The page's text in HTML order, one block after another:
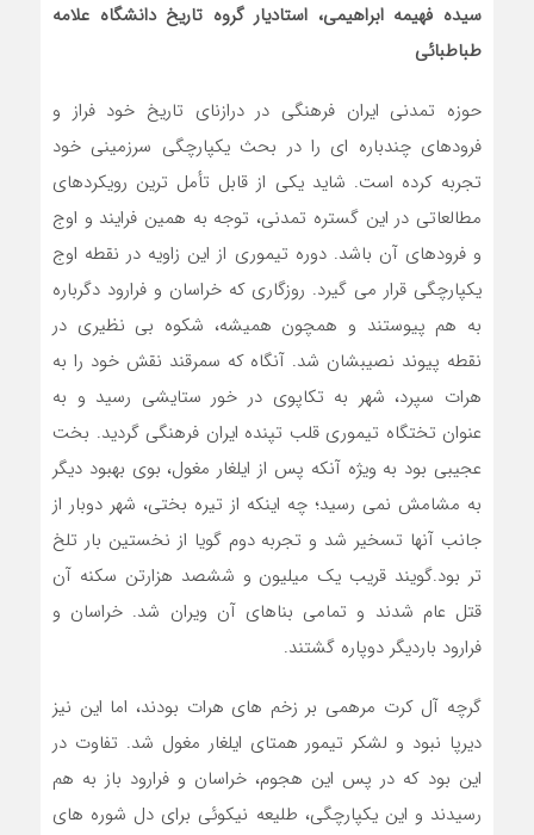
سیده فهیمه ابراهیمی، استادیار گروه تاریخ دانشگاه علامه
طباطبائی
حوزه تمدنی ایران فرهنگی در درازنای تاریخ خود فراز و
فرودهای چندباره ای را در بحث یکپارچگی سرزمینی خود
تجربه کرده است. شاید یکی از قابل تأمل ترین رویکردهای
مطالعاتی در این گستره تمدنی، توجه به همین فرایند و اوج
و فرودهای آن باشد. دوره تیموری از این زاویه در نقطه اوج
یکپارچگی قرار می گیرد. روزگاری که خراسان و فرارود دگرباره
به هم پیوستند و همچون همیشه، شکوه بی نظیری در
نقطه پیوند نصیبشان شد. آنگاه که سمرقند نقش خود را به
هرات سپرد، شهر به تکاپوی در خور ستایشی رسید و به
عنوان تختگاه تیموری قلب تپنده ایران فرهنگی گردید. بخت
عجیبی بود به ویژه آنکه پس از ایلغار مغول، بوی بهبود دیگر
به مشامش نمی رسید؛ چه اینکه از تیره بختی، شهر دوبار از
جانب آنها تسخیر شد و تجربه دوم گویا از نخستین بار تلخ
تر بود.گویند قریب یک میلیون و ششصد هزارتن سکنه آن
قتل عام شدند و تمامی بناهای آن ویران شد. خراسان و
فرارود باردیگر دوپاره گشتند.
گرچه آل کرت مرهمی بر زخم های هرات بودند، اما این نیز
دیرپا نبود و لشکر تیمور همتای ایلغار مغول شد. تفاوت در
این بود که در پس این هجوم، خراسان و فرارود باز به هم
رسیدند و این یکپارچگی، طلیعه نیکوئی برای دل شوره های